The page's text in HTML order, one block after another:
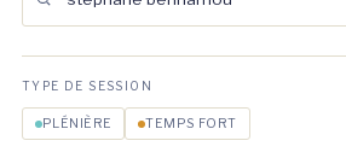
TYPE DE SESSION
PLÉNIÈRE TEMPS FORT